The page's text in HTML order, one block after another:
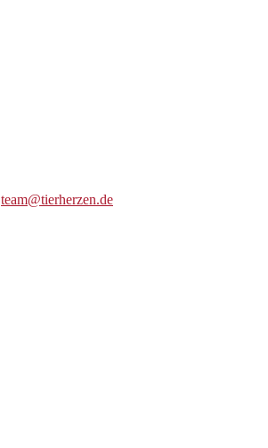
team@tierherzen.de